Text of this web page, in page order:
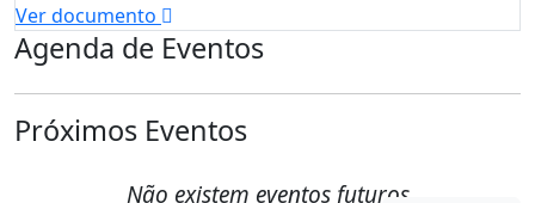
Ver documento
Agenda de Eventos
Próximos Eventos
Não existem eventos futuros